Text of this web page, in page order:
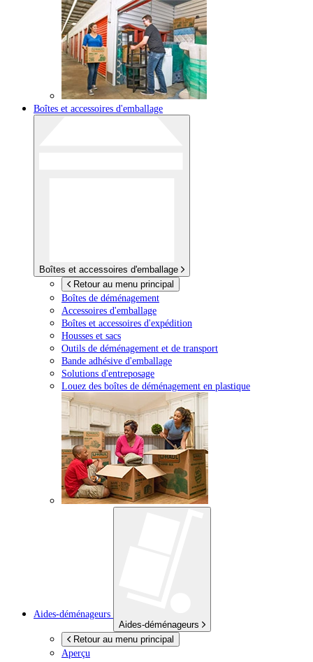
Boîtes et accessoires d'emballage
Boîtes et accessoires d'emballage
Retour au menu principal
Boîtes de déménagement
Accessoires d'emballage
Boîtes et accessoires d'expédition
Housses et sacs
Outils de déménagement et de transport
Bande adhésive d'emballage
Solutions d'entreposage
Louez des boîtes de déménagement en plastique
Aides-déménageurs
Aides-déménageurs
Retour au menu principal
Aperçu